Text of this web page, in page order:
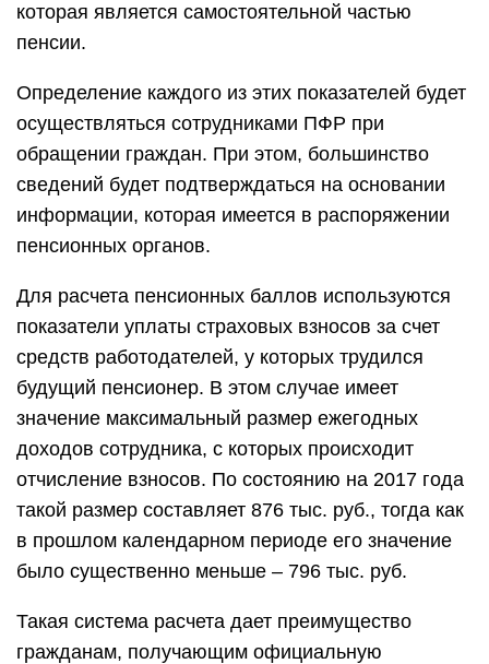
которая является самостоятельной частью
пенсии.
Определение каждого из этих показателей будет
осуществляться сотрудниками ПФР при
обращении граждан. При этом, большинство
сведений будет подтверждаться на основании
информации, которая имеется в распоряжении
пенсионных органов.
Для расчета пенсионных баллов используются
показатели уплаты страховых взносов за счет
средств работодателей, у которых трудился
будущий пенсионер. В этом случае имеет
значение максимальный размер ежегодных
доходов сотрудника, с которых происходит
отчисление взносов. По состоянию на 2017 года
такой размер составляет 876 тыс. руб., тогда как
в прошлом календарном периоде его значение
было существенно меньше – 796 тыс. руб.
Такая система расчета дает преимущество
гражданам, получающим официальную